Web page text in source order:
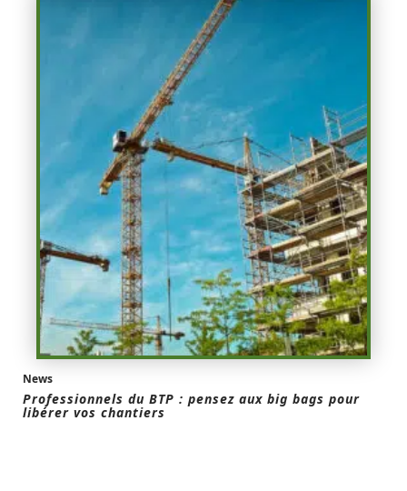
News
Professionnels du BTP : pensez aux big bags pour
libérer vos chantiers